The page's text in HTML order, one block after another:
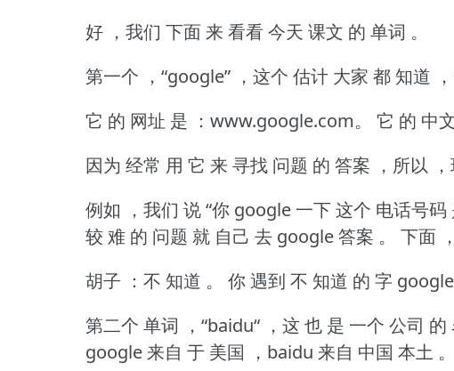
好 ，我们 下面 来 看看 今天 课文 的 单词 。
第一个 ，“google” ，这个 估计 大家 都 知道
它 的 网址 是 ：www.google.com。
它 的 中
因为 经常 用 它 来 寻找 问题 的 答案 ，所以
例如 ，我们 说 “你 google 一下 这个 电话号码
较 难 的 问题 就 自己 去 google 答案 。
下面
胡子 ：不 知道 。
你 遇到 不 知道 的 字
第二个 单词 ，“baidu“ ，这 也 是 一个 公司
google 来自 于 美国 ，baidu 来自 中国 本土 。